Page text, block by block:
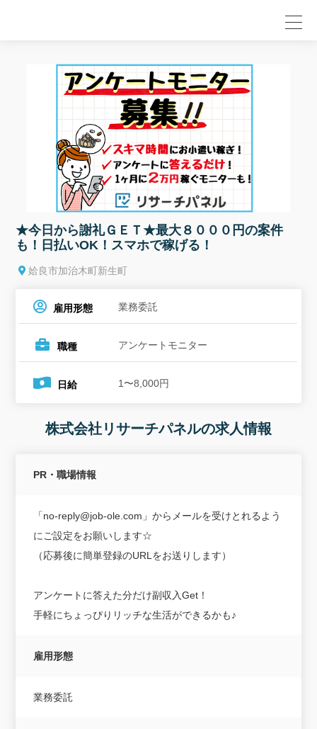
★今日から謝礼ＧＥＴ★最大８０００円の案件
も！日払いOK！スマホで稼げる！
姶良市加治木町新生町
雇用形態 業務委託
職種 アンケートモニター
日給 1〜8,000円
株式会社リサーチパネルの求人情報
PR・職場情報
「no-reply@job-ole.com」からメールを受けとれるよう
にご設定をお願いします☆
（応募後に簡単登録のURLをお送りします）
アンケートに答えた分だけ副収入Get！
手軽にちょっぴりリッチな生活ができるかも♪
雇用形態
業務委託